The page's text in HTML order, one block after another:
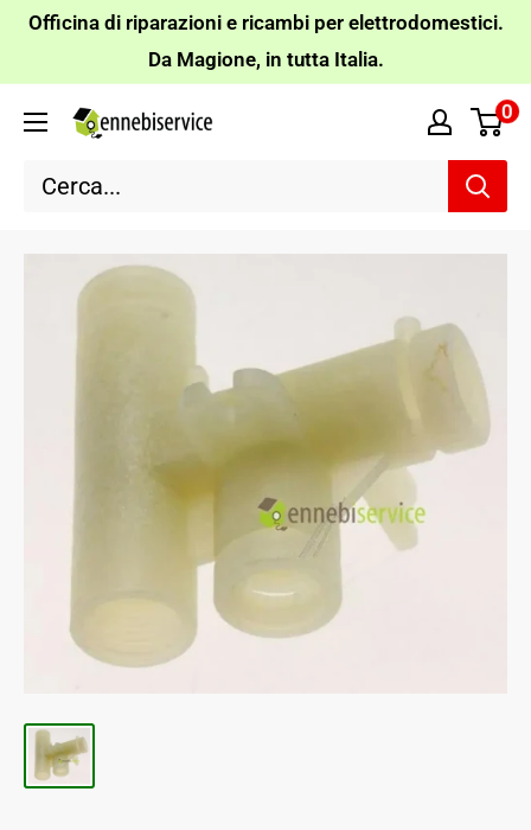
Vai
contenuto
Officina di riparazioni e ricambi per elettrodomestici.
Da Magione, in tutta Italia.
Ennebiservice 0